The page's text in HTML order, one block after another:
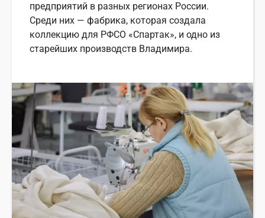
предприятий в разных регионах России.
Среди них — фабрика, которая создала
коллекцию для РФСО «Спартак», и одно из
старейших производств Владимира.